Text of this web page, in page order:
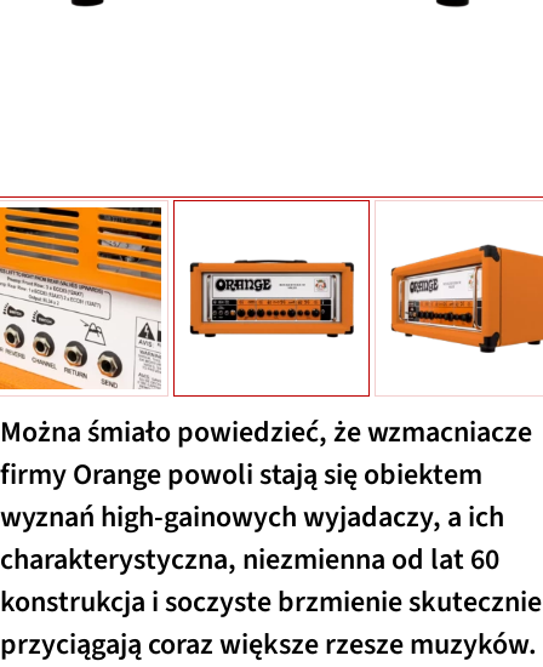
Można śmiało powiedzieć, że wzmacniacze
firmy Orange powoli stają się obiektem
wyznań high-gainowych wyjadaczy, a ich
charakterystyczna, niezmienna od lat 60
konstrukcja i soczyste brzmienie skutecznie
przyciągają coraz większe rzesze muzyków.